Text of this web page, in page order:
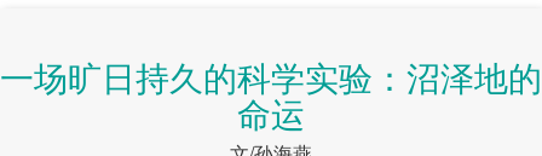
一场旷日持久的科学实验：沼泽地的
命运